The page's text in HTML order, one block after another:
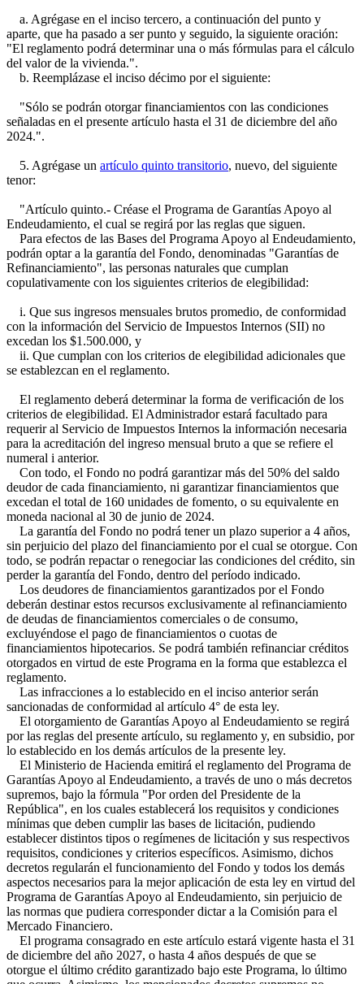
a. Agrégase en el inciso tercero, a continuación del punto y
aparte, que ha pasado a ser punto y seguido, la siguiente oración:
"El reglamento podrá determinar una o más fórmulas para el cálculo
del valor de la vivienda.".
b. Reemplázase el inciso décimo por el siguiente:
"Sólo se podrán otorgar financiamientos con las condiciones
señaladas en el presente artículo hasta el 31 de diciembre del año
2024.".
5. Agrégase un artículo quinto transitorio, nuevo, del siguiente
tenor:
"Artículo quinto.- Créase el Programa de Garantías Apoyo al
Endeudamiento, el cual se regirá por las reglas que siguen.
Para efectos de las Bases del Programa Apoyo al Endeudamiento,
podrán optar a la garantía del Fondo, denominadas "Garantías de
Refinanciamiento", las personas naturales que cumplan
copulativamente con los siguientes criterios de elegibilidad:
i. Que sus ingresos mensuales brutos promedio, de conformidad
con la información del Servicio de Impuestos Internos (SII) no
excedan los $1.500.000, y
ii. Que cumplan con los criterios de elegibilidad adicionales que
se establezcan en el reglamento.
El reglamento deberá determinar la forma de verificación de los
criterios de elegibilidad. El Administrador estará facultado para
requerir al Servicio de Impuestos Internos la información necesaria
para la acreditación del ingreso mensual bruto a que se refiere el
numeral i anterior.
Con todo, el Fondo no podrá garantizar más del 50% del saldo
deudor de cada financiamiento, ni garantizar financiamientos que
excedan el total de 160 unidades de fomento, o su equivalente en
moneda nacional al 30 de junio de 2024.
La garantía del Fondo no podrá tener un plazo superior a 4 años,
sin perjuicio del plazo del financiamiento por el cual se otorgue. Con
todo, se podrán repactar o renegociar las condiciones del crédito, sin
perder la garantía del Fondo, dentro del período indicado.
Los deudores de financiamientos garantizados por el Fondo
deberán destinar estos recursos exclusivamente al refinanciamiento
de deudas de financiamientos comerciales o de consumo,
excluyéndose el pago de financiamientos o cuotas de
financiamientos hipotecarios. Se podrá también refinanciar créditos
otorgados en virtud de este Programa en la forma que establezca el
reglamento.
Las infracciones a lo establecido en el inciso anterior serán
sancionadas de conformidad al artículo 4° de esta ley.
El otorgamiento de Garantías Apoyo al Endeudamiento se regirá
por las reglas del presente artículo, su reglamento y, en subsidio, por
lo establecido en los demás artículos de la presente ley.
El Ministerio de Hacienda emitirá el reglamento del Programa de
Garantías Apoyo al Endeudamiento, a través de uno o más decretos
supremos, bajo la fórmula "Por orden del Presidente de la
República", en los cuales establecerá los requisitos y condiciones
mínimas que deben cumplir las bases de licitación, pudiendo
establecer distintos tipos o regímenes de licitación y sus respectivos
requisitos, condiciones y criterios específicos. Asimismo, dichos
decretos regularán el funcionamiento del Fondo y todos los demás
aspectos necesarios para la mejor aplicación de esta ley en virtud del
Programa de Garantías Apoyo al Endeudamiento, sin perjuicio de
las normas que pudiera corresponder dictar a la Comisión para el
Mercado Financiero.
El programa consagrado en este artículo estará vigente hasta el 31
de diciembre del año 2027, o hasta 4 años después de que se
otorgue el último crédito garantizado bajo este Programa, lo último